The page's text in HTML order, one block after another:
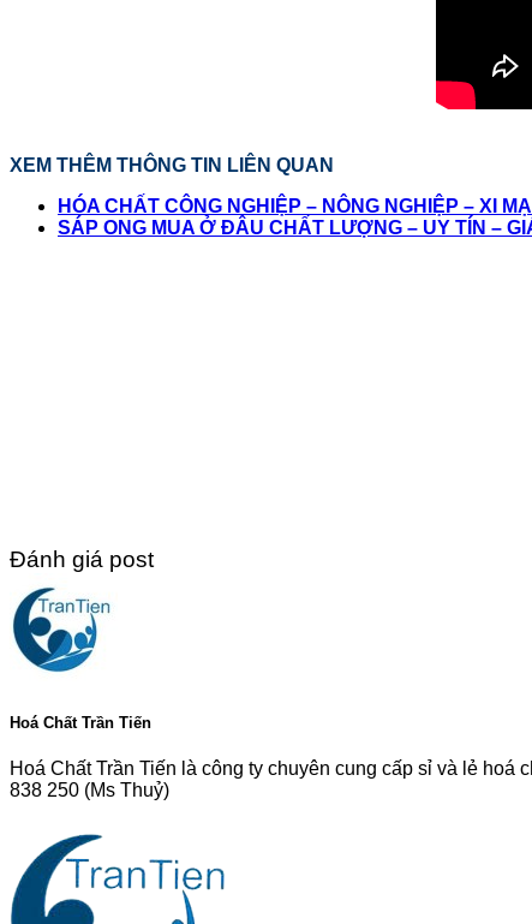
XEM THÊM THÔNG TIN LIÊN QUAN
HÓA CHẤT CÔNG NGHIỆP – NÔNG NGHIỆP – XI MẠ
SÁP ONG MUA Ở ĐÂU CHẤT LƯỢNG – UY TÍN –
Đánh giá post
Hoá Chất Trần Tiến
Hoá Chất Trần Tiến là công ty chuyên cung cấp sỉ và lẻ
838 250 (Ms Thuỷ)